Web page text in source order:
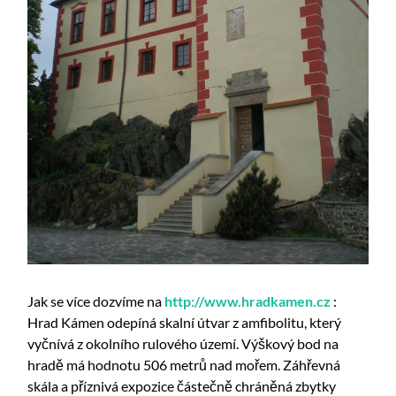
Jak se více dozvíme na http://www.hradkamen.cz :
Hrad Kámen odepíná skalní útvar z amfibolitu, který
vyčnívá z okolního rulového území. Výškový bod na
hradě má hodnotu 506 metrů nad mořem. Záhřevná
skála a příznivá expozice částečně chráněná zbytky